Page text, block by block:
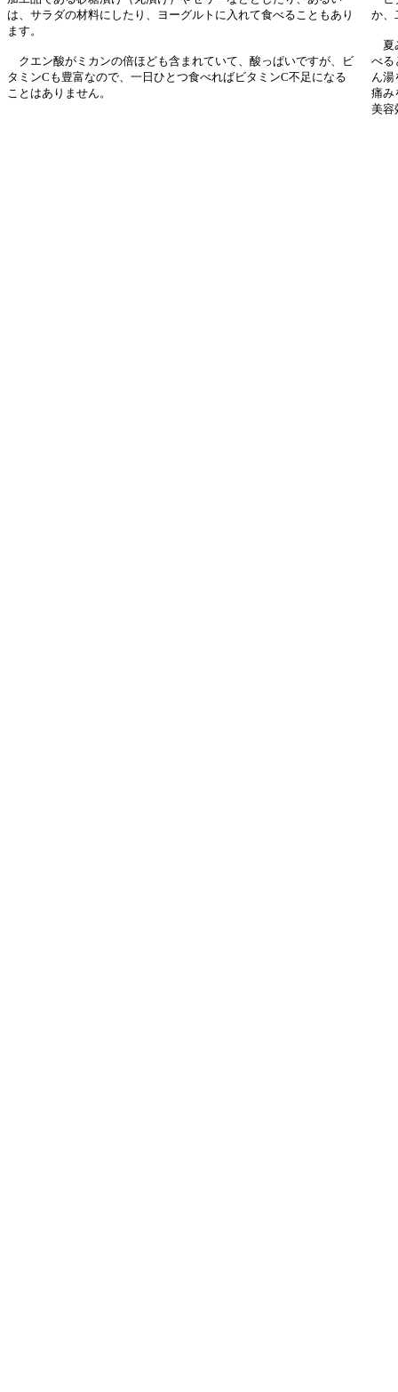
は、サラダの材料にしたり、ヨーグルトに入れて食べることもあり
ます。
クエン酸がミカンの倍ほども含まれていて、酸っぱいですが、ビ
タミンCも豊富なので、一日ひとつ食べればビタミンC不足になる
ことはありません。
か、
夏
べる
ん湯
痛み
美容